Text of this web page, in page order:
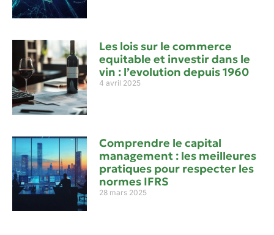
Les lois sur le commerce
equitable et investir dans le
vin : l’evolution depuis 1960
4 avril 2025
Comprendre le capital
management : les meilleures
pratiques pour respecter les
normes IFRS
28 mars 2025